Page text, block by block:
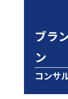
ブラ
ン
コンサ